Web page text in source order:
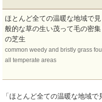
ほとんど全ての温暖な地域で
般的な草の生い茂って毛の密
の芝生
common weedy and bristly grass
all temperate areas
「ほとんど全ての温暖な地域